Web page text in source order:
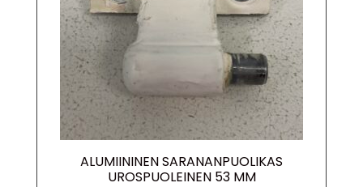
ALUMIININEN SARANANPUOLIKAS
UROSPUOLEINEN 53 MM